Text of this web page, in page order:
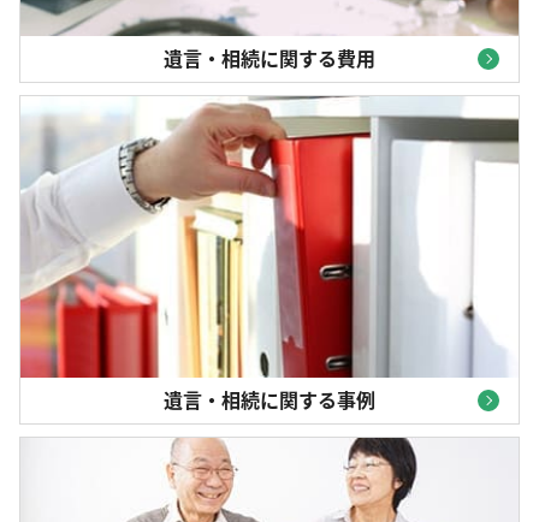
遺言・相続に関する費用
遺言・相続に関する事例